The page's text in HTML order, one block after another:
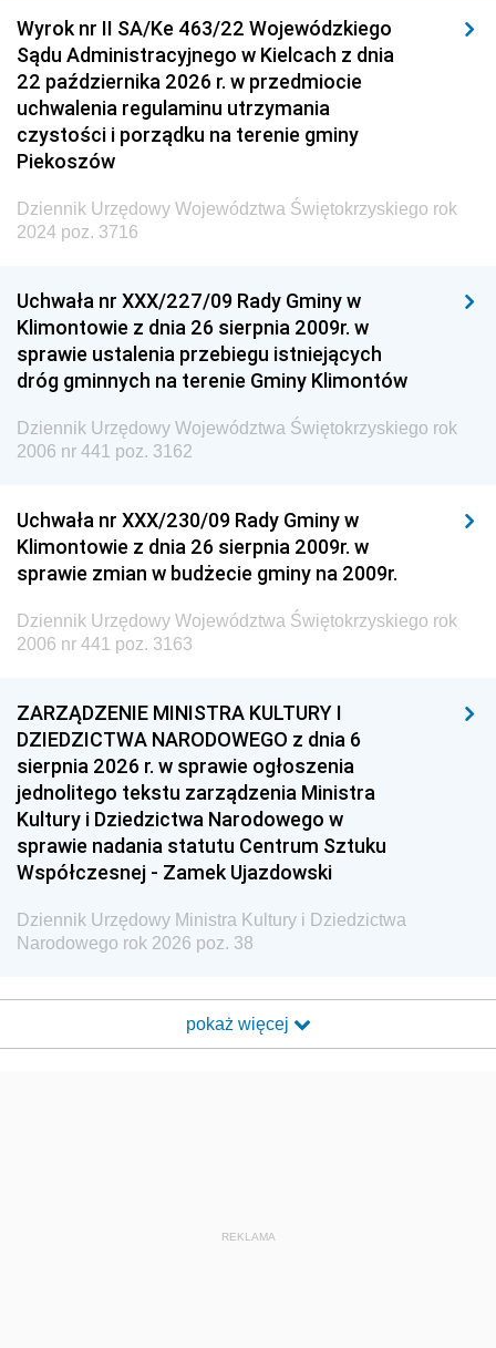
Wyrok nr II SA/Ke 463/22 Wojewódzkiego
Sądu Administracyjnego w Kielcach z dnia
22 października 2026 r. w przedmiocie
uchwalenia regulaminu utrzymania
czystości i porządku na terenie gminy
Piekoszów
Dziennik Urzędowy Województwa Świętokrzyskiego rok
2024 poz. 3716
Uchwała nr XXX/227/09 Rady Gminy w
Klimontowie z dnia 26 sierpnia 2009r. w
sprawie ustalenia przebiegu istniejących
dróg gminnych na terenie Gminy Klimontów
Dziennik Urzędowy Województwa Świętokrzyskiego rok
2006 nr 441 poz. 3162
Uchwała nr XXX/230/09 Rady Gminy w
Klimontowie z dnia 26 sierpnia 2009r. w
sprawie zmian w budżecie gminy na 2009r.
Dziennik Urzędowy Województwa Świętokrzyskiego rok
2006 nr 441 poz. 3163
ZARZĄDZENIE MINISTRA KULTURY I
DZIEDZICTWA NARODOWEGO z dnia 6
sierpnia 2026 r. w sprawie ogłoszenia
jednolitego tekstu zarządzenia Ministra
Kultury i Dziedzictwa Narodowego w
sprawie nadania statutu Centrum Sztuku
Współczesnej - Zamek Ujazdowski
Dziennik Urzędowy Ministra Kultury i Dziedzictwa
Narodowego rok 2026 poz. 38
pokaż więcej
REKLAMA